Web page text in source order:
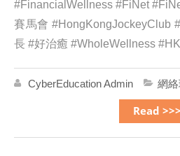
#FinancialWellness #FiNet
賽馬會 #HongKongJockeyClub
長 #好治癒 #WholeWellness
CyberEducation Admin 網
Read >>>